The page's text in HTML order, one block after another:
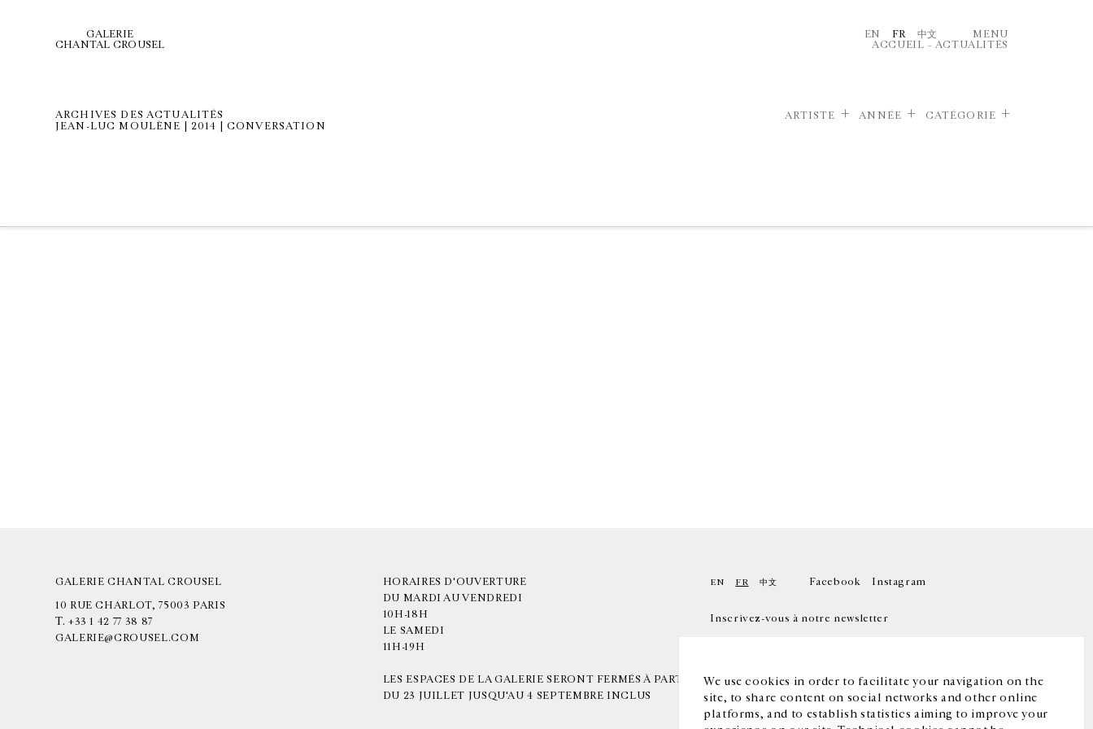
We use cookies in order to facilitate your navigation on the
site, to share content on social networks and other online
platforms, and to establish statistics aiming to improve your
GALERIE
CHANTAL CROUSEL
EN FR 中文
MENU
ACCUEIL – ACTUALITÉS
ARCHIVES DES ACTUALITÉS
JEAN-LUC MOULÈNE | 2014 | CONVERSATION
ARTISTE ANNÉE CATÉGORIE
GALERIE CHANTAL CROUSEL
10 RUE CHARLOT, 75003 PARIS
T. +33 1 42 77 38 87
GALERIE@CROUSEL.COM
HORAIRES D'OUVERTURE
DU MARDI AU VENDREDI
10H-18H
LE SAMEDI
11H-19H
LES ESPACES DE LA GALERIE SERONT FERMÉS À PARTIR
DU 23 JUILLET JUSQU'AU 4 SEPTEMBRE INCLUS
EN FR 中文 Facebook Instagram
Inscrivez-vous à notre newsletter